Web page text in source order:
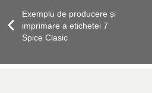
Exemplu de producere și
imprimare a etichetei 7
Spice Clasic